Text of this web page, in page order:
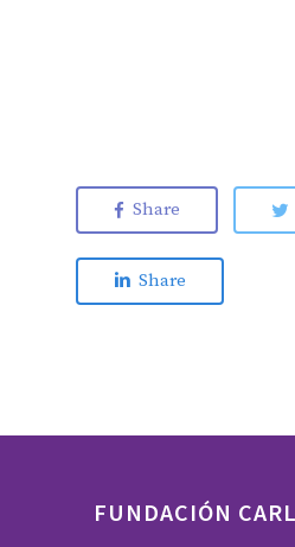
Share
Share
FUNDACIÓN